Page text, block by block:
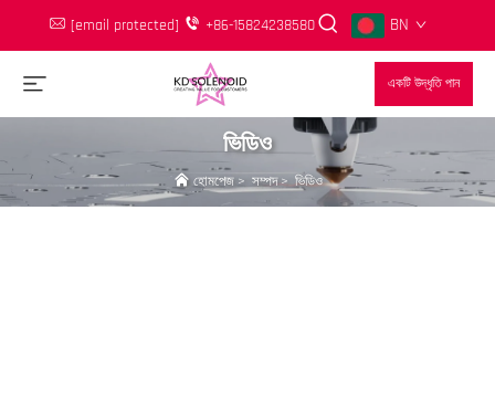
[email protected] +86-15824238580 BN
একটি উদ্ধৃতি পান
ভিডিও
হোমপেজ> সম্পদ>ভিডিও